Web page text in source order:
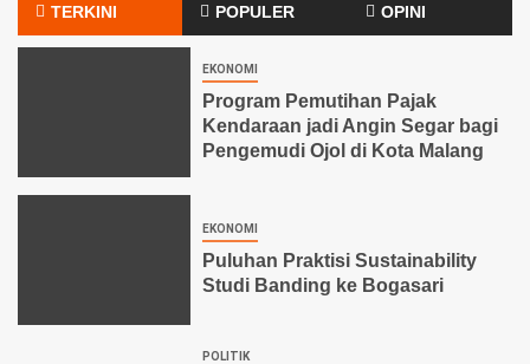
TERKINI POPULER OPINI
EKONOMI
Program Pemutihan Pajak
Kendaraan jadi Angin Segar bagi
Pengemudi Ojol di Kota Malang
EKONOMI
Puluhan Praktisi Sustainability
Studi Banding ke Bogasari
POLITIK